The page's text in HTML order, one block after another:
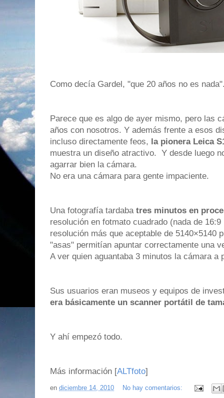
Como decía Gardel, "que 20 años no es
Parece que es algo de ayer mismo, pero las
años con nosotros. Y además frente a esos
incluso directamente feos, la pionera Leica
muestra un diseño atractivo. Y desde luego
agarrar bien la cámara.
No era una cámara para gente impaciente.
Una fotografía tardabatres minutos en
resolución en fotmato cuadrado (nada de
resolución más que aceptable de 5140×5140
"asas" permitían apuntar correctamente una
A ver quien aguantaba 3 minutos la cámara a
Sus usuarios eran museos y equipos de
era básicamente un scanner portátil de
Y ahí empezó todo.
Más información [ALTfoto]
en diciembre 14, 2010 No hay comentarios: